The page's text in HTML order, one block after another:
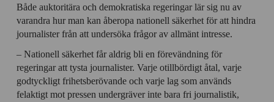
Både auktoritära och demokratiska regeringar lär sig nu av
varandra hur man kan åberopa nationell säkerhet för att hindra
journalister från att undersöka frågor av allmänt intresse.
– Nationell säkerhet får aldrig bli en förevändning för
regeringar att tysta journalister. Varje otillbördigt åtal, varje
godtyckligt frihetsberövande och varje lag som används
felaktigt mot pressen undergräver inte bara fri journalistik,